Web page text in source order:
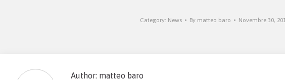
Category: News By matteo baro Novembre 30,
Author: matteo baro